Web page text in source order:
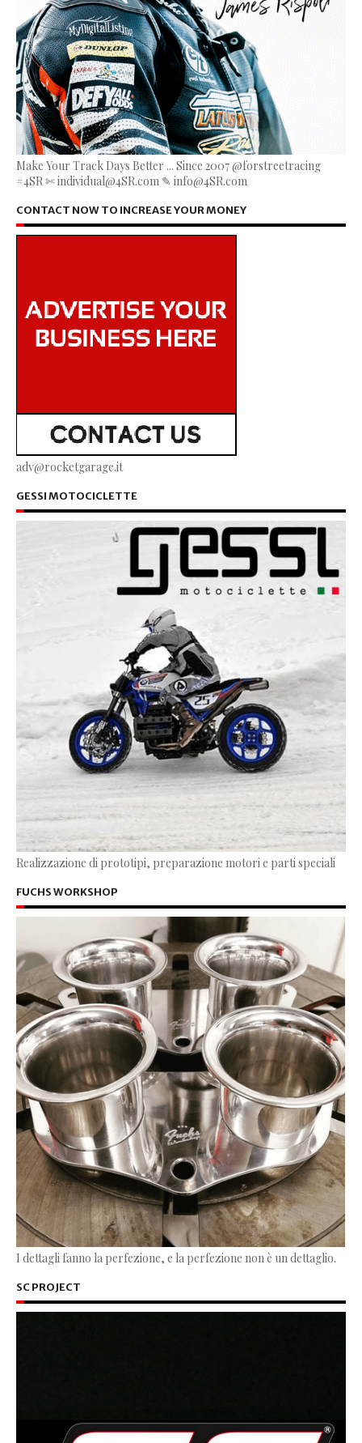
Make Your Track Days Better ... Since 2007 @forstreetracing
#4SR ✄ individual@4SR.com ✎ info@4SR.com
CONTACT NOW TO INCREASE YOUR MONEY
adv@rocketgarage.it
GESSI MOTOCICLETTE
Realizzazione di prototipi, preparazione motori e parti speciali
FUCHS WORKSHOP
I dettagli fanno la perfezione, e la perfezione non è un dettaglio.
SC PROJECT